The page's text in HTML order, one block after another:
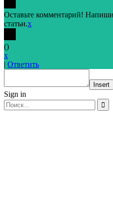
Оставьте комментарий!
статьи.x
()
x
| Ответить
Insert
Sign in